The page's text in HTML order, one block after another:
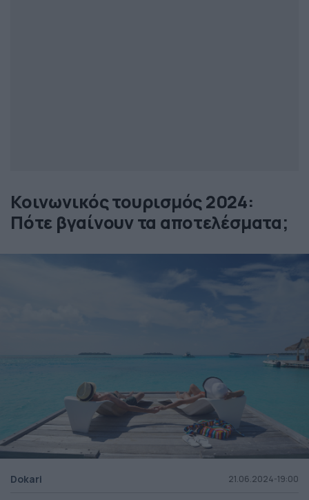
Κοινωνικός τουρισμός 2024:
Πότε βγαίνουν τα αποτελέσματα;
Dokari 21.06.2024-19:00